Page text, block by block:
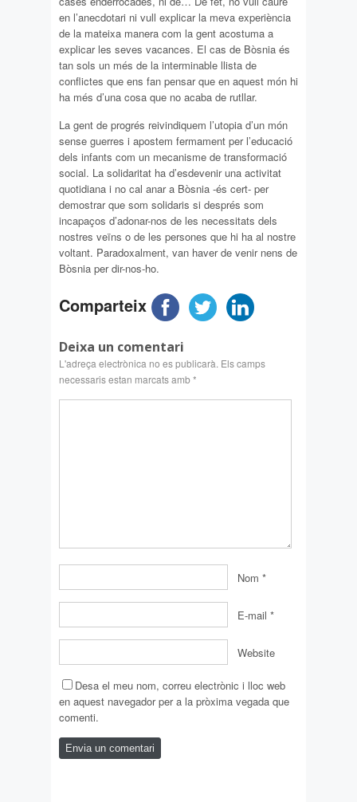
en l’anecdotari ni vull explicar la meva experiència
de la mateixa manera com la gent acostuma a
explicar les seves vacances. El cas de Bòsnia és
tan sols un més de la interminable llista de
conflictes que ens fan pensar que en aquest món hi
ha més d’una cosa que no acaba de rutllar.
La gent de progrés reivindiquem l’utopia d’un món
sense guerres i apostem fermament per l’educació
dels infants com un mecanisme de transformació
social. La solidaritat ha d’esdevenir una activitat
quotidiana i no cal anar a Bòsnia -és cert- per
demostrar que som solidaris si després som
incapaços d’adonar-nos de les necessitats dels
nostres veïns o de les persones que hi ha al nostre
voltant. Paradoxalment, van haver de venir nens de
Bòsnia per dir-nos-ho.
Comparteix
Deixa un comentari
L'adreça electrònica no es publicarà. Els camps
necessaris estan marcats amb*
Nom *
E-mail *
Website
Desa el meu nom, correu electrònic i lloc web
en aquest navegador per a la pròxima vegada que
comenti.